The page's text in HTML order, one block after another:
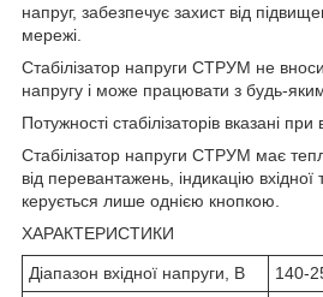
напруг, забезпечує захист від
мережі.
Стабілізатор напруги СТРУМ не
напругу і може працювати з будь-
Потужності стабілізаторів вказані при
Стабілізатор напруги СТРУМ має
від перевантажень, індикацію вхідної
керується лише однією кнопкою.
ХАРАКТЕРИСТИКИ
Діапазон вхідної напруги, В
140-